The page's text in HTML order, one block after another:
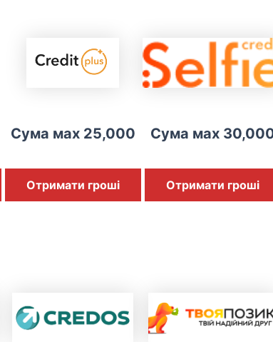
Сума мах 25,000
Отримати гроші
Сума мах
Отримати гроші